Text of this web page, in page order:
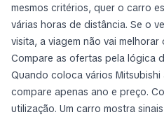
mesmos critérios, quer o carro
várias horas de distância. Se o
visita, a viagem não vai melhorar
Compare as ofertas pela lógica
Quando coloca vários
compare apenas ano e preço.
utilização. Um carro mostra